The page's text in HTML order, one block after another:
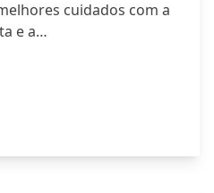
cuidados com a
e a…